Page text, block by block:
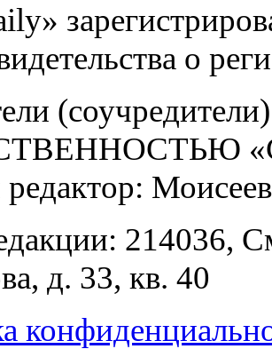
о
редактор:
214036,
д. 33, кв. 40